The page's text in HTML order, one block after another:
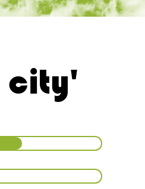
city'